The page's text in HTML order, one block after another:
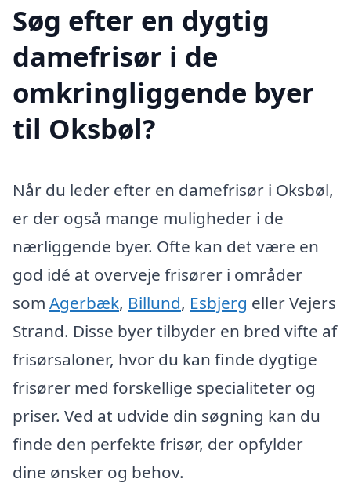
Søg efter en dygtig
damefrisør i de
omkringliggende byer
til Oksbøl?
Når du leder efter en damefrisør i Oksbøl,
er der også mange muligheder i de
nærliggende byer. Ofte kan det være en
god idé at overveje frisører i områder
som Agerbæk, Billund, Esbjerg eller Vejers
Strand. Disse byer tilbyder en bred vifte af
frisørsaloner, hvor du kan finde dygtige
frisører med forskellige specialiteter og
priser. Ved at udvide din søgning kan du
finde den perfekte frisør, der opfylder
dine ønsker og behov.